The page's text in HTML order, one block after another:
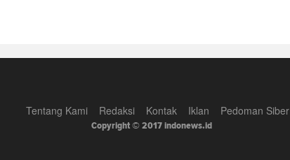
Tentang Kami Redaksi Kontak Iklan Pedoman Siber
Copyright © 2017 indonews.id